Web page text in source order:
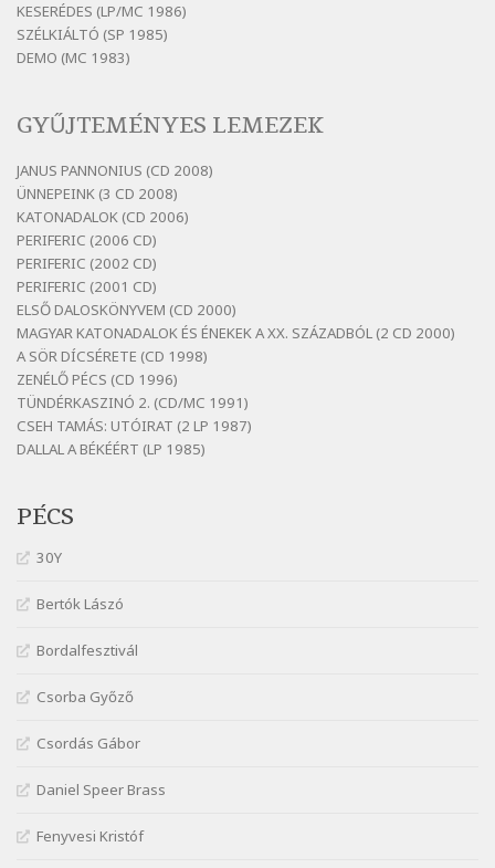
Bertók László: Ó, az a hol volt vicinális
Bertók László: Vásáros
Szélkiáltó
Bertók László: Vizibolt
Szélkiáltó
Bornemissza Endre: Szitakötő
Szélkiáltó
Detlev von Liliencron: Bölcsődal
Szélkiáltó
Fenyvesi Béla: Lesz-e még menedék?
Szélkiáltó
Fenyvesi Béla: Szélkiáltó kánon
Szélkiáltó
Szélkiáltó
Galambosi László: Kalapos
Győri László: Jönnek a törökök
Szélkiáltó
török ellen hadba induló Mátyás királyért
Janus Pannonius: Névváltoztatásáról
Szélkiáltó
KESERÉDES (LP/MC 1986)
SZÉLKIÁLTÓ (SP 1985)
DEMO (MC 1983)
GYŰJTEMÉNYES LEMEZEK
JANUS PANNONIUS (CD 2008)
ÜNNEPEINK (3 CD 2008)
KATONADALOK (CD 2006)
PERIFERIC (2006 CD)
PERIFERIC (2002 CD)
PERIFERIC (2001 CD)
ELSŐ DALOSKÖNYVEM (CD 2000)
MAGYAR KATONADALOK ÉS ÉNEKEK A XX. SZÁZADBÓL (2 CD 2000)
A SÖR DÍCSÉRETE (CD 1998)
ZENÉLŐ PÉCS (CD 1996)
TÜNDÉRKASZINÓ 2. (CD/MC 1991)
CSEH TAMÁS: UTÓIRAT (2 LP 1987)
DALLAL A BÉKÉÉRT (LP 1985)
PÉCS
30Y
Bertók Lászó
Bordalfesztivál
Csorba Győző
Csordás Gábor
Daniel Speer Brass
Fenyvesi Kristóf